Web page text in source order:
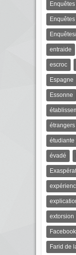
entraide
escroc
Espagne
Essonne
étrangers
étudiante
évadé
extorsion
Facebook
Farid de